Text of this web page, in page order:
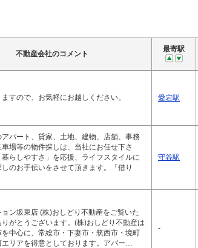
不動産会社のコメント
最寄駅
すので、お気軽にお越しください。 愛宕駅
パート、貸家、土地、建物、店舗、事務
場等の物件探しは、当社にお任せ下さ
らしやすさ」を応援、ライフスタイルに
のお手伝いをさせて頂きます。「借り
守谷駅
ン坂東店 (株)おしどり不動産をご覧いた
がとうございます。(株)おしどり不動産は
中心に、常総市・下妻市・筑西市・境町
エリアを得意としております。アパー…
-